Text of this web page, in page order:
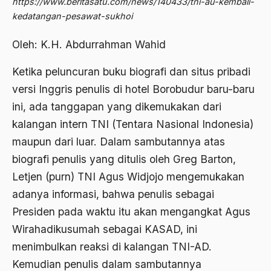
kedatangan-pesawat-sukhoi
Oleh: K.H. Abdurrahman Wahid
Ketika peluncuran buku biografi dan situs pribadi
versi Inggris penulis di hotel Borobudur baru-baru
ini, ada tanggapan yang dikemukakan dari
kalangan intern TNI (Tentara Nasional Indonesia)
maupun dari luar. Dalam sambutannya atas
biografi penulis yang ditulis oleh Greg Barton,
Letjen (purn) TNI Agus Widjojo mengemukakan
adanya informasi, bahwa penulis sebagai
Presiden pada waktu itu akan mengangkat Agus
Wirahadikusumah sebagai KASAD, ini
menimbulkan reaksi di kalangan TNI-AD.
Kemudian penulis dalam sambutannya
2011
2010
2009
2008
2007
2005
2004
2003
2002
2001
Abdi Masyarakat
Abdullah Badawi
Abdullah Sungkar
Abdullah Syafi'i
Abdurrahman Addakhil
abdurrahman wahid
Abolisi
abri
Abu AMrin Ibnu Alla'